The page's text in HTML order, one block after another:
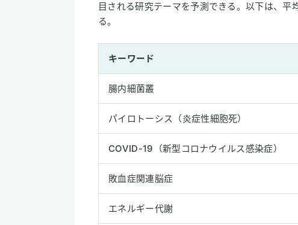
目される研究テーマを予測できる。以下は、平
る。
キーワード
腸内細菌叢
パイロトーシス（炎症性細胞死）
COVID-19（新型コロナウイルス感染症）
敗血症関連脳症
エネルギー代謝